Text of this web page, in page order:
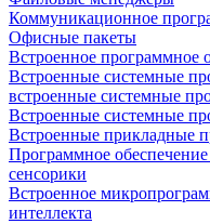
Коммуникационное
Офисные пакеты
Встроенное программное
Встроенные системные
встроенные системные
Встроенные системные
Встроенные прикладные
Программное
сенсорики
Встроенное
интеллекта